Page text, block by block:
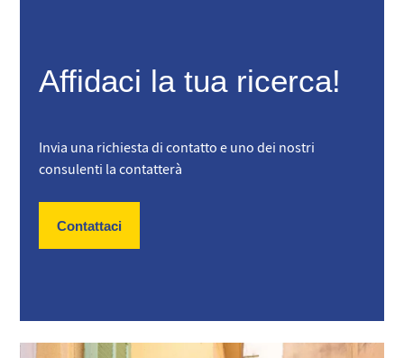
Affidaci la tua ricerca!
Invia una richiesta di contatto e uno dei nostri
consulenti la contatterà
Contattaci